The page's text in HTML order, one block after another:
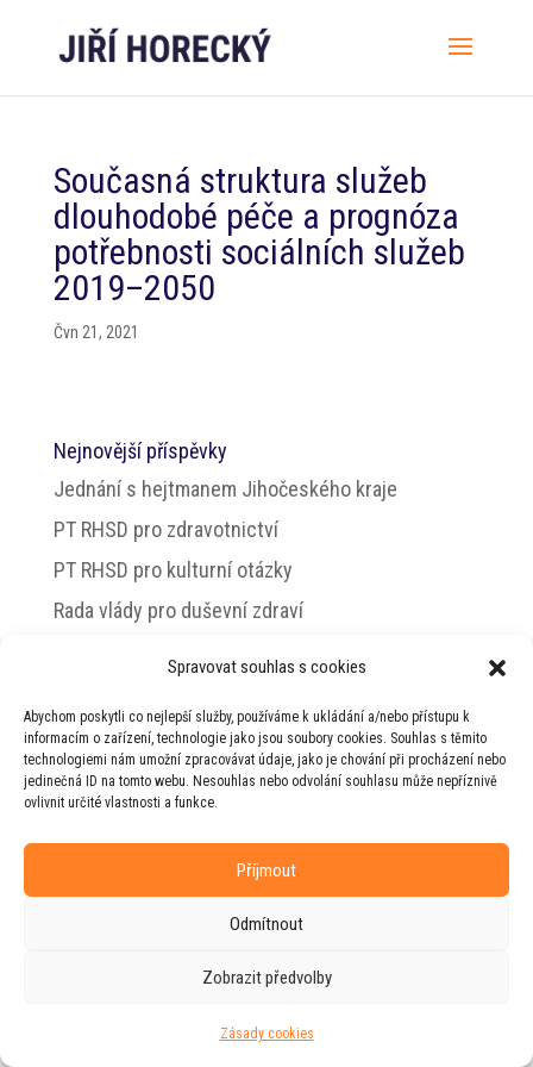
Spravovat souhlas s cookies
Abychom poskytli co nejlepší služby, používáme k ukládání a/nebo přístupu k
informacím o zařízení, technologie jako jsou soubory cookies. Souhlas s těmito
technologiemi nám umožní zpracovávat údaje, jako je chování při procházení nebo
jedinečná ID na tomto webu. Nesouhlas nebo odvolání souhlasu může nepříznivě
ovlivnit určité vlastnosti a funkce.
Příjmout
Odmítnout
Zobrazit předvolby
Zásady cookies
Současná struktura služeb
dlouhodobé péče a prognóza
potřebnosti sociálních služeb
2019–2050
Čvn 21, 2021
Nejnovější příspěvky
Jednání s hejtmanem Jihočeského kraje
PT RHSD pro zdravotnictví
PT RHSD pro kulturní otázky
Rada vlády pro duševní zdraví
© 2026 Jiří Horecký – Osobní stránky Jiřího
Horeckého
Web vytvořila firma